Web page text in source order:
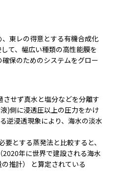
東レの得意とする有機合成化
て、幅広い種類の高性能膜を
保のためのシステムをグロー
せず真水と塩分などを分離す
)側に浸透圧以上の圧力をかけ
逆浸透現象により、海水の淡水
とする蒸発法と比較すると、
年に世界で建設される海水
推計） と算定されている